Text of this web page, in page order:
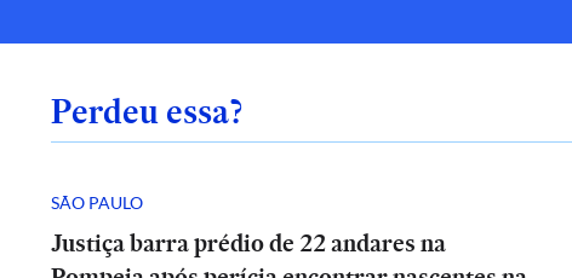
Perdeu essa?
SÃO PAULO
Justiça barra prédio de 22 andares na